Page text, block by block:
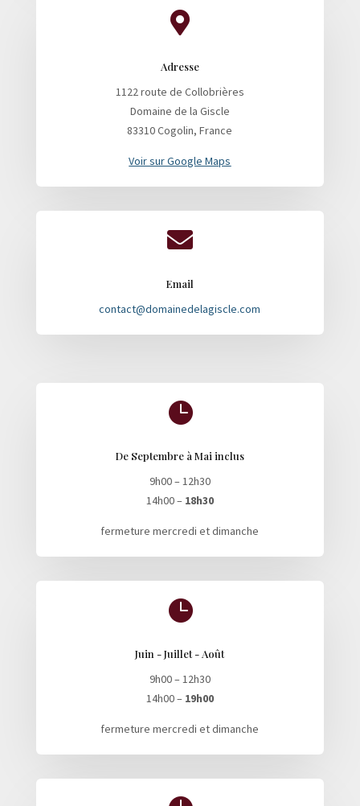

Adresse
1122 route de Collobrières
Domaine de la Giscle
83310 Cogolin, France
Voir sur Google Maps

Email
contact@domainedelagiscle.com

De Septembre à Mai inclus
9h00 – 12h30
14h00 – 18h30
fermeture mercredi et dimanche

Juin - Juillet - Août
9h00 – 12h30
14h00 – 19h00
fermeture mercredi et dimanche